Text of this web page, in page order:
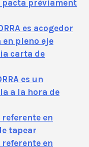
pacta prèviament
es acogedor
pleno eje
carta de
es un
a la hora de
en
tapear
en